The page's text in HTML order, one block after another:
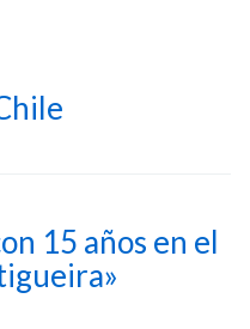
15 años en el